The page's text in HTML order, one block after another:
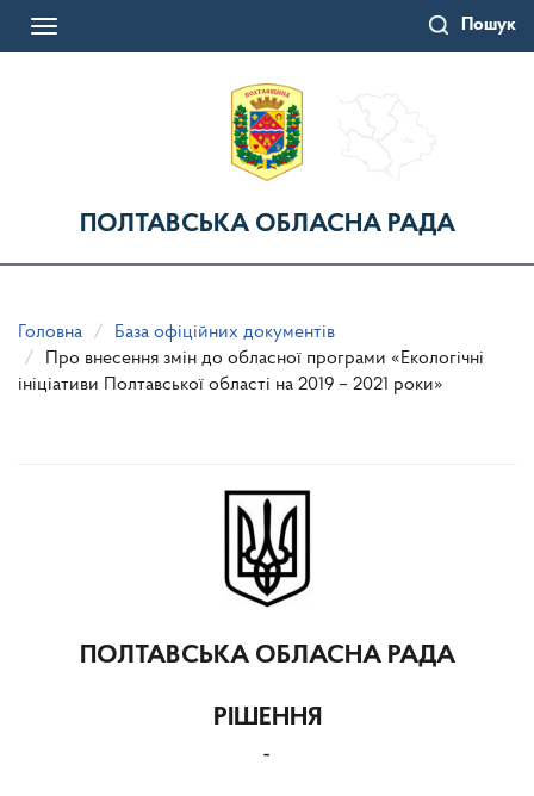
Пошук
Toggle
ПОЛТАВСЬКА ОБЛАСНА РАДА
Головна
База офіційних документів
Про внесення змін до обласної програми «Екологічні
ініціативи Полтавської області на 2019 – 2021 роки»
ПОЛТАВСЬКА ОБЛАСНА РАДА
РІШЕННЯ
-